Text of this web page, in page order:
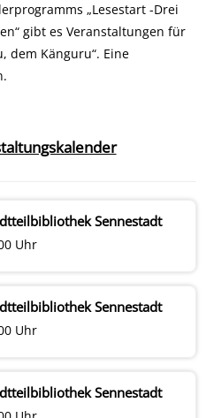
„Lesestart -Drei
gibt es Veranstaltungen für
dem Känguru“. Eine
Sennestadt
Uhr
Sennestadt
Uhr
Sennestadt